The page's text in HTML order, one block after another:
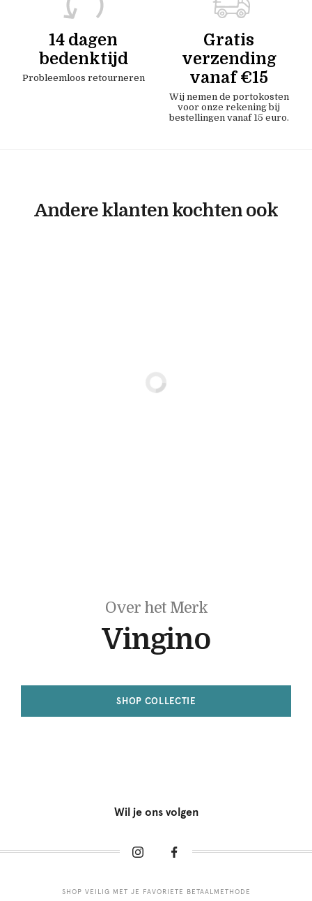
14 dagen
bedenktijd
Probleemloos retourneren
Gratis
verzending
vanaf €15
Wij nemen de portokosten
voor onze rekening bij
bestellingen vanaf 15 euro.
Andere klanten kochten ook
Over het Merk
Vingino
SHOP COLLECTIE
Wil je ons volgen
SHOP VEILIG MET JE FAVORIETE BETAALMETHODE